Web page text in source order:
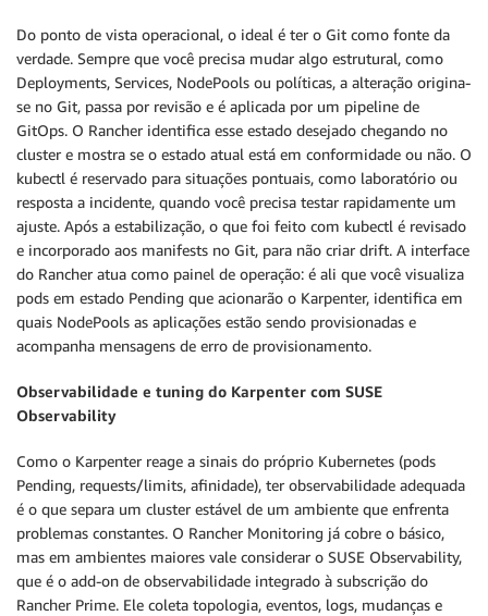
Do ponto de vista operacional, o ideal é ter o Git como fonte da
verdade. Sempre que você precisa mudar algo estrutural, como
Deployments, Services, NodePools ou políticas, a alteração origina-
se no Git, passa por revisão e é aplicada por um pipeline de
GitOps. O Rancher identifica esse estado desejado chegando no
cluster e mostra se o estado atual está em conformidade ou não. O
kubectl é reservado para situações pontuais, como laboratório ou
resposta a incidente, quando você precisa testar rapidamente um
ajuste. Após a estabilização, o que foi feito com kubectl é revisado
e incorporado aos manifests no Git, para não criar drift. A interface
do Rancher atua como painel de operação: é ali que você visualiza
pods em estado Pending que acionarão o Karpenter, identifica em
quais NodePools as aplicações estão sendo provisionadas e
acompanha mensagens de erro de provisionamento.
Observabilidade e tuning do Karpenter com SUSE
Observability
Como o Karpenter reage a sinais do próprio Kubernetes (pods
Pending, requests/limits, afinidade), ter observabilidade adequada
é o que separa um cluster estável de um ambiente que enfrenta
problemas constantes. O Rancher Monitoring já cobre o básico,
mas em ambientes maiores vale considerar o SUSE Observability,
que é o add-on de observabilidade integrado à subscrição do
Rancher Prime. Ele coleta topologia, eventos, logs, mudanças e